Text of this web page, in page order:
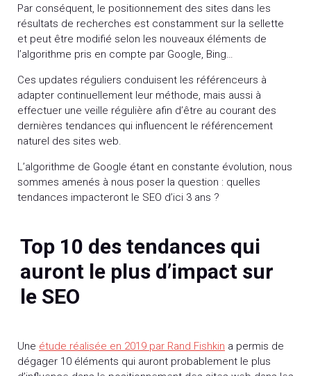
Par conséquent, le positionnement des sites dans les
résultats de recherches est constamment sur la sellette
et peut être modifié selon les nouveaux éléments de
l’algorithme pris en compte par Google, Bing…
Ces updates réguliers conduisent les référenceurs à
adapter continuellement leur méthode, mais aussi à
effectuer une veille régulière afin d’être au courant des
dernières tendances qui influencent le référencement
naturel des sites web.
L’algorithme de Google étant en constante évolution, nous
sommes amenés à nous poser la question : quelles
tendances impacteront le SEO d’ici 3 ans ?
Top 10 des tendances qui
auront le plus d’impact sur
le SEO
Une étude réalisée en 2019 par Rand Fishkin a permis de
dégager 10 éléments qui auront probablement le plus